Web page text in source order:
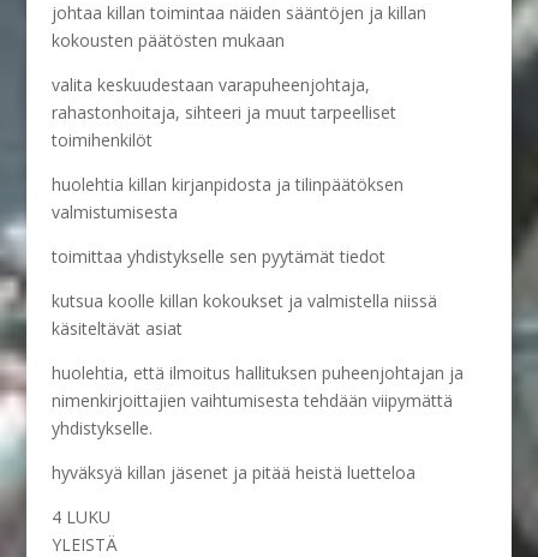
johtaa killan toimintaa näiden sääntöjen ja killan
kokousten päätösten mukaan
valita keskuudestaan varapuheenjohtaja,
rahastonhoitaja, sihteeri ja muut tarpeelliset
toimihenkilöt
huolehtia killan kirjanpidosta ja tilinpäätöksen
valmistumisesta
toimittaa yhdistykselle sen pyytämät tiedot
kutsua koolle killan kokoukset ja valmistella niissä
käsiteltävät asiat
huolehtia, että ilmoitus hallituksen puheenjohtajan ja
nimenkirjoittajien vaihtumisesta tehdään viipymättä
yhdistykselle.
hyväksyä killan jäsenet ja pitää heistä luetteloa
4 LUKU
YLEISTÄ